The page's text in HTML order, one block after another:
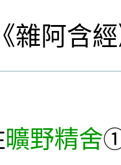
《雜阿含
曠野精舍